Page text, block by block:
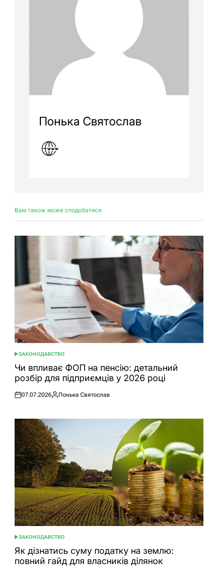
Понька Святослав
Вам також може сподобатися
ОПУБЛІКУВАТИ
У
ЗАКОНОДАВСТВО
Чи впливає ФОП на пенсію: детальний
розбір для підприємців у 2026 році
Оприлюднено
07.07.2026
Опубліковано
Понька Святослав
ОПУБЛІКУВАТИ
У
ЗАКОНОДАВСТВО
Як дізнатись суму податку на землю:
повний гайд для власників ділянок